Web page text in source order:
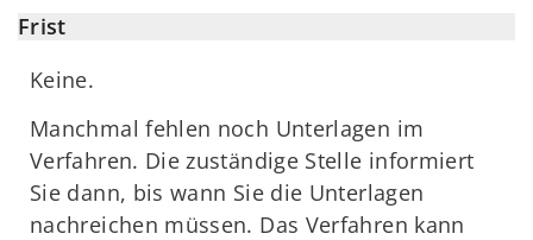
Frist
Keine.
Manchmal fehlen noch Unterlagen im
Verfahren. Die zuständige Stelle informiert
Sie dann, bis wann Sie die Unterlagen
nachreichen müssen. Das Verfahren kann